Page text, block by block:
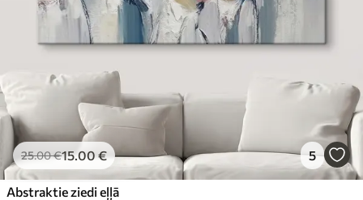
25.00€15.00€ 5
Abstraktie ziedi eļļā